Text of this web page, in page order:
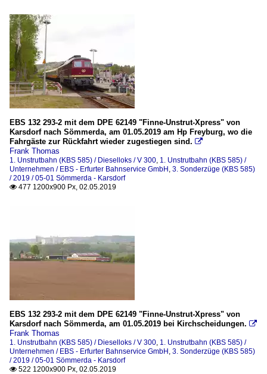
EBS 132 293-2 mit dem DPE 62149 "Finne-Unstrut-Xpress" von
Karsdorf nach Sömmerda, am 01.05.2019 am Hp Freyburg, wo die
Fahrgäste zur Rückfahrt wieder zugestiegen sind. 
Frank Thomas
1. Unstrutbahn (KBS 585) / Dieselloks / V 300 1. Unstrutbahn (KBS 585) /
Unternehmen / EBS - Erfurter Bahnservice GmbH 3. Sonderzüge (KBS 585)
/ 2019 / 05-01 Sömmerda - Karsdorf
 477 1200x900 Px, 02.05.2019
EBS 132 293-2 mit dem DPE 62149 "Finne-Unstrut-Xpress" von
Karsdorf nach Sömmerda, am 01.05.2019 bei Kirchscheidungen. 
Frank Thomas
1. Unstrutbahn (KBS 585) / Dieselloks / V 300 1. Unstrutbahn (KBS 585) /
Unternehmen / EBS - Erfurter Bahnservice GmbH 3. Sonderzüge (KBS 585)
/ 2019 / 05-01 Sömmerda - Karsdorf
 522 1200x900 Px, 02.05.2019